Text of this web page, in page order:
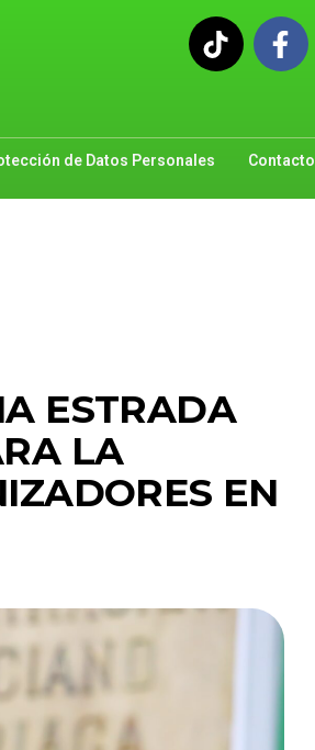
de Datos Personales Contacto
ESTRADA
LA
EN